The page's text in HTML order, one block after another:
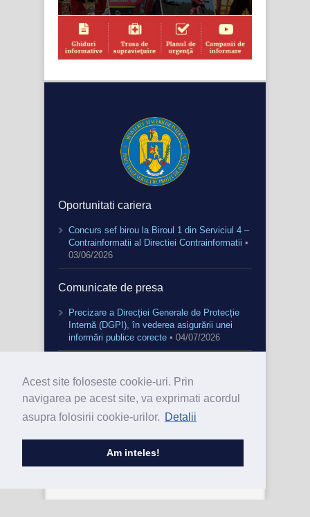
Acest site foloseste cookie-uri. Prin
navigarea pe acest site, va exprimati acordul
asupra folosirii cookie-urilor. Detalii
Am inteles!
Oportunitati cariera
Concurs sef birou la Biroul 1 din Serviciul 4 –
Contrainformatii al Directiei Contrainformatii •
03/06/2026
Comunicate de presa
Precizare a Direcției Generale de Protecție
Internă (DGPI), în vederea asigurării unei
informări publice corecte • 04/07/2026